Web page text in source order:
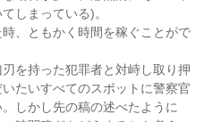
しまっている)。
、ともかく時間を稼ぐことがで
を持った犯罪者と対峙し取り押
たいすべてのスポットに警察官
しかし先の稿の述べたように